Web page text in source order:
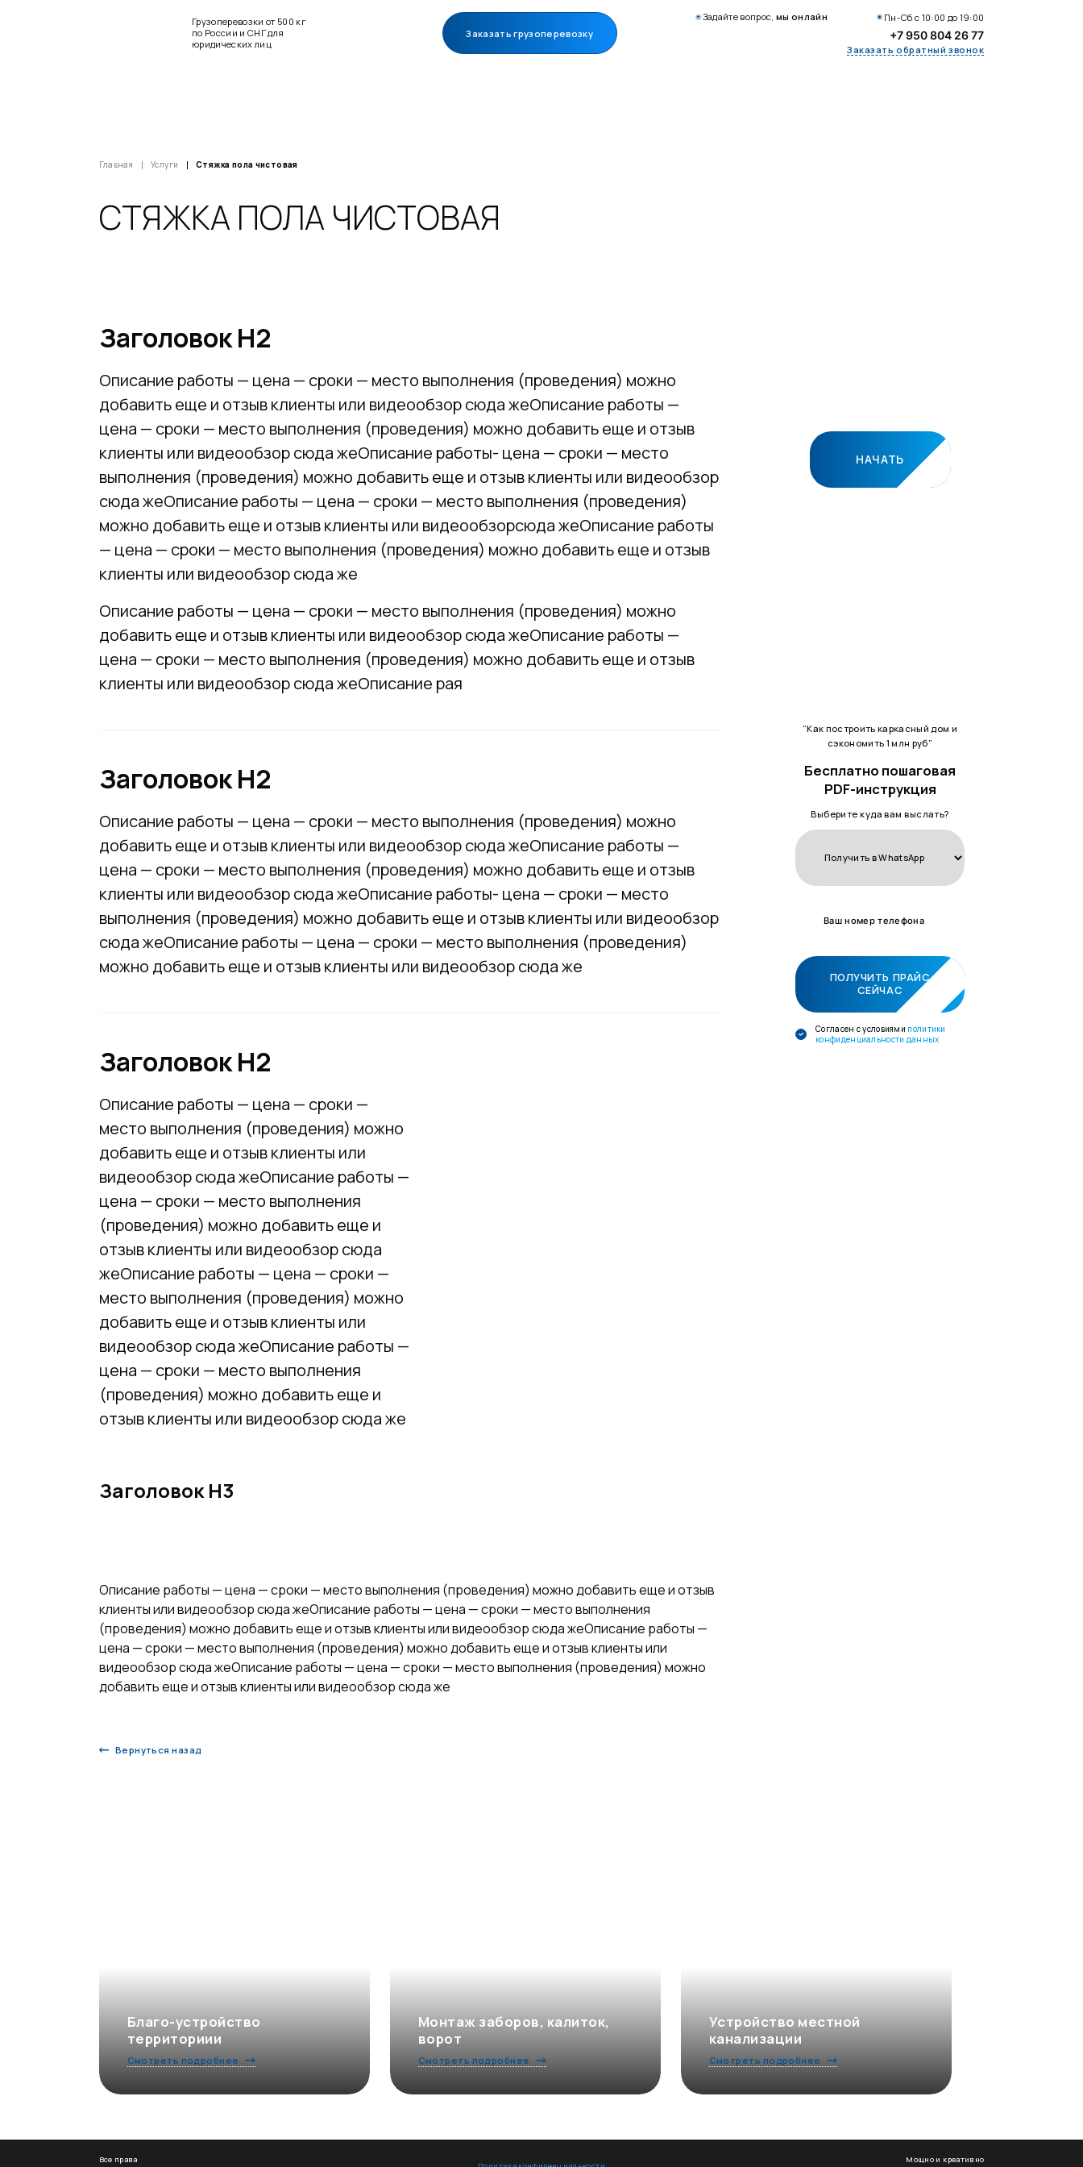
Грузоперевозки от 500 кг
по России и СНГ для
юридических лиц
Заказать грузоперевозку
Задайте вопрос,мы онлайн Пн-Сб с 10:00 до 19:00
+7 950 804 26 77
Заказать обратный звонок
Главная Услуги Стяжка пола чистовая
СТЯЖКА ПОЛА ЧИСТОВАЯ
Заголовок Н2
Описание работы — цена — сроки — место выполнения (проведения) можно
добавить еще и отзыв клиенты или видеообзор сюда жеОписание работы —
цена — сроки — место выполнения (проведения) можно добавить еще и отзыв
клиенты или видеообзор сюда жеОписание работы- цена — сроки — место
выполнения (проведения) можно добавить еще и отзыв клиенты или видеообзор
сюда жеОписание работы — цена — сроки — место выполнения (проведения)
можно добавить еще и отзыв клиенты или видеообзорсюда жеОписание работы
— цена — сроки — место выполнения (проведения) можно добавить еще и отзыв
клиенты или видеообзор сюда же
Описание работы — цена — сроки — место выполнения (проведения) можно
добавить еще и отзыв клиенты или видеообзор сюда жеОписание работы —
цена — сроки — место выполнения (проведения) можно добавить еще и отзыв
клиенты или видеообзор сюда жеОписание рая
Заголовок Н2
Описание работы — цена — сроки — место выполнения (проведения) можно
добавить еще и отзыв клиенты или видеообзор сюда жеОписание работы —
цена — сроки — место выполнения (проведения) можно добавить еще и отзыв
клиенты или видеообзор сюда жеОписание работы- цена — сроки — место
выполнения (проведения) можно добавить еще и отзыв клиенты или видеообзор
сюда жеОписание работы — цена — сроки — место выполнения (проведения)
можно добавить еще и отзыв клиенты или видеообзор сюда же
Заголовок Н2
Описание работы — цена — сроки —
место выполнения (проведения) можно
добавить еще и отзыв клиенты или
видеообзор сюда жеОписание работы —
цена — сроки — место выполнения
(проведения) можно добавить еще и
отзыв клиенты или видеообзор сюда
жеОписание работы — цена — сроки —
место выполнения (проведения) можно
добавить еще и отзыв клиенты или
видеообзор сюда жеОписание работы —
цена — сроки — место выполнения
(проведения) можно добавить еще и
отзыв клиенты или видеообзор сюда же
Заголовок Н3
Описание работы — цена — сроки — место выполнения (проведения) можно добавить еще и отзыв
клиенты или видеообзор сюда жеОписание работы — цена — сроки — место выполнения
(проведения) можно добавить еще и отзыв клиенты или видеообзор сюда жеОписание работы —
цена — сроки — место выполнения (проведения) можно добавить еще и отзыв клиенты или
видеообзор сюда жеОписание работы — цена — сроки — место выполнения (проведения) можно
добавить еще и отзыв клиенты или видеообзор сюда же
Вернуться назад
НАЧАТЬ
“Как построить каркасный дом и
сэкономить 1 млн руб”
Бесплатно пошаговая
PDF-инструкция
Выберите куда вам выслать?
ПОЛУЧИТЬ ПРАЙС
СЕЙЧАС
Cогласен с условиями политики
конфиденциальности данных
Благо-устройство
территориии
Смотреть подробнее
Монтаж заборов, калиток,
ворот
Смотреть подробнее
Устройство местной
канализации
Смотреть подробнее
Все права Мощно и креативно